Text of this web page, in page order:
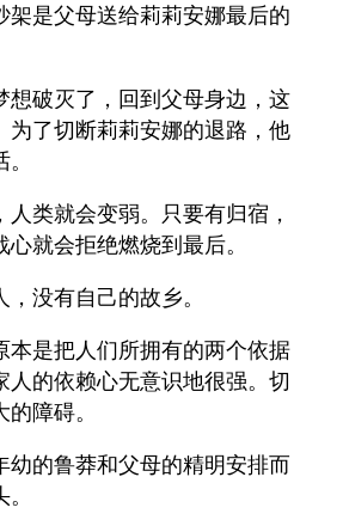
架是父母送给莉莉安娜最后的
想破灭了，回到父母身边，这
为了切断莉莉安娜的退路，他
类就会变弱。只要有归宿，
就会拒绝燃烧到最后。
没有自己的故乡。
本是把人们所拥有的两个依据
人的依赖心无意识地很强。切
障碍。
幼的鲁莽和父母的精明安排而